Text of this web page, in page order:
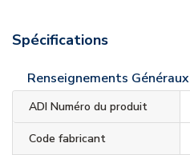
Spécifications
Renseignements Généraux
ADI Numéro du produit
Code fabricant